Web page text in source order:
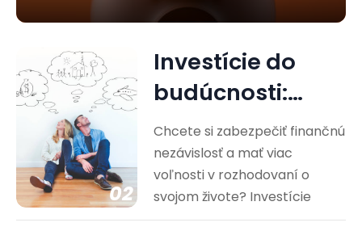
02
Investície do
budúcnosti:
Cesta k
finančnej
nezávislosti
Chcete si zabezpečiť finančnú
nezávislosť a mať viac
voľnosti v rozhodovaní o
svojom živote? Investície